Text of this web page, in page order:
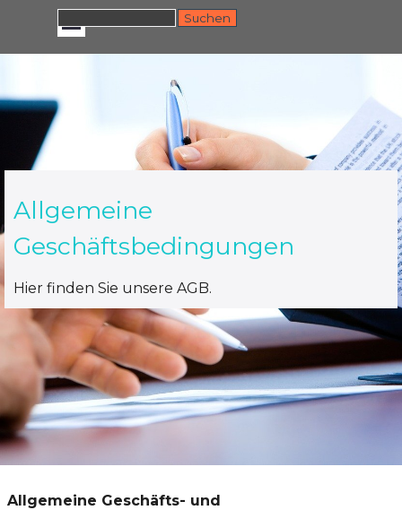
Direkt zum Seiteninhalt
Menü überspringen
Suchen
Allgemeine
Geschäftsbedingungen
Hier finden Sie unsere AGB.
Allgemeine Geschäfts- und